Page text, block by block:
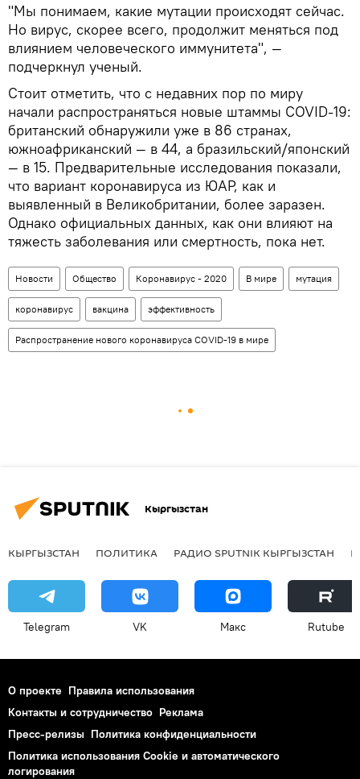
"Мы понимаем, какие мутации происходят сейчас.
Но вирус, скорее всего, продолжит меняться под
влиянием человеческого иммунитета", —
подчеркнул ученый.
Стоит отметить, что с недавних пор по миру
начали распространяться новые штаммы COVID-19:
британский обнаружили уже в 86 странах,
южноафриканский — в 44, а бразильский/японский
— в 15. Предварительные исследования показали,
что вариант коронавируса из ЮАР, как и
выявленный в Великобритании, более заразен.
Однако официальных данных, как они влияют на
тяжесть заболевания или смертность, пока нет.
Новости Общество Коронавирус - 2020 В мире мутация
коронавирус вакцина эффективность
Распространение нового коронавируса COVID-19 в мире
Кыргызстан
КЫРГЫЗСТАН ПОЛИТИКА РАДИО SPUTNIK КЫРГЫЗСТАН
Telegram VK Макс Rutube
О проекте Правила использования
Контакты и сотрудничество Реклама
Пресс-релизы Политика конфиденциальности
Политика использования Cookie и автоматического
логирования